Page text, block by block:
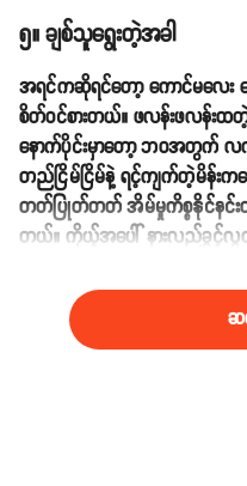
၅။ ချစ်သူရွေးတဲ့အခါ
အရင်ကဆိုရင်တော့ ကောင်မလေး ခ
စိတ်ဝင်စားတယ်။ ဖလန်းဖလန်းထ
နောက်ပိုင်းမှာတော့ ဘဝအတွက် လ
တည်ငြိမ်ငြိမ်နဲ့ ရင့်ကျက်တဲ့မိန်း
တတ်ပြုတ်တတ် အိမ်မှုကိစ္စနိုင်နင်
တယ်။ ကိုယ့်အပေါ် နားလည်ခွင့်လွှတ်
ဆ